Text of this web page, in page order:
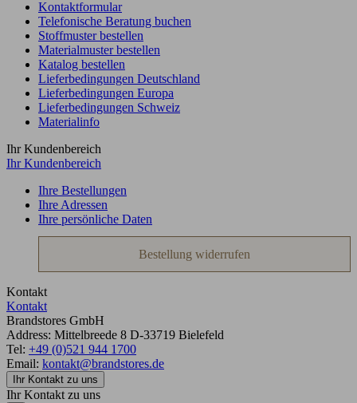
Kontaktformular
Telefonische Beratung buchen
Stoffmuster bestellen
Materialmuster bestellen
Katalog bestellen
Lieferbedingungen Deutschland
Lieferbedingungen Europa
Lieferbedingungen Schweiz
Materialinfo
Ihr Kundenbereich
Ihr Kundenbereich
Ihre Bestellungen
Ihre Adressen
Ihre persönliche Daten
Bestellung widerrufen
Kontakt
Kontakt
Brandstores GmbH
Address: Mittelbreede 8 D-33719 Bielefeld
Tel: +49 (0)521 944 1700
Email: kontakt@brandstores.de
Ihr Kontakt zu uns
Ihr Kontakt zu uns